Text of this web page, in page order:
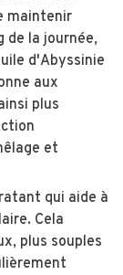
maintenir
la journée,
d'Abyssinie
aux
plus
et
qui aide à
Cela
plus souples